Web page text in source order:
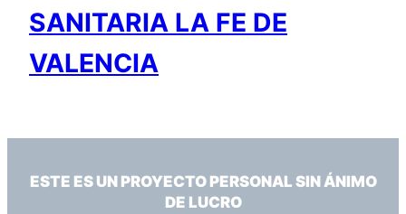
SANITARIA LA FE DE
VALENCIA
ESTE ES UN PROYECTO PERSONAL SIN ÁNIMO
DE LUCRO